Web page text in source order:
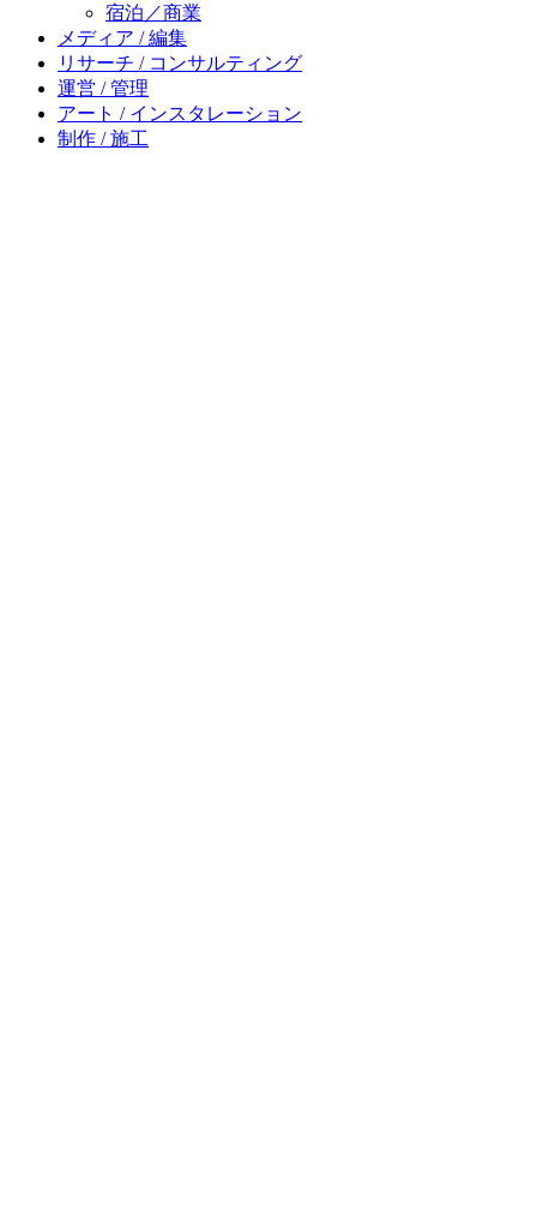
宿泊／商業
メディア / 編集
リサーチ / コンサルティング
運営 / 管理
アート / インスタレーション
制作 / 施工